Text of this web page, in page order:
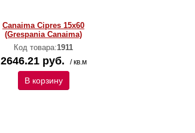
Canaima Cipres 15x60
(Grespania Canaima)
Код товара:1911
2646.21 руб. / кв.м
В корзину